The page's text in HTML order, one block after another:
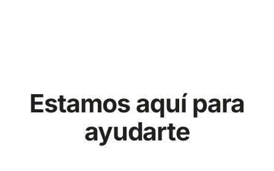
Estamos aquí para
ayudarte